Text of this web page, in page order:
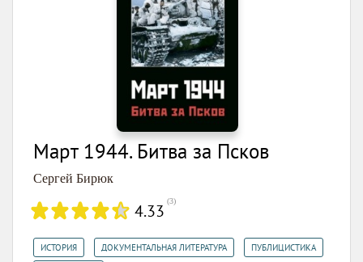
Март 1944. Битва за Псков
Сергей Бирюк
4.33 (3)
ИСТОРИЯ ДОКУМЕНТАЛЬНАЯ ЛИТЕРАТУРА ПУБЛИЦИСТИКА